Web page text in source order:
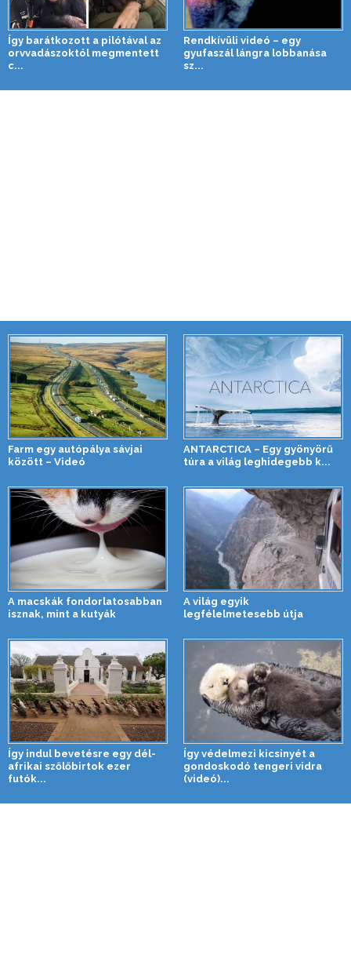
Így barátkozott a pilótával az
orvvadászoktól megmentett
c...
Rendkívüli videó – egy
gyufaszál lángra lobbanása
sz...
Farm egy autópálya sávjai
között – Videó
ANTARCTICA – Egy gyönyörű
túra a világ leghidegebb k...
A macskák fondorlatosabban
isznak, mint a kutyák
A világ egyik
legfélelmetesebb útja
Így indul bevetésre egy dél-
afrikai szőlőbirtok ezer
futók...
Így védelmezi kicsinyét a
gondoskodó tengeri vidra
(videó)...